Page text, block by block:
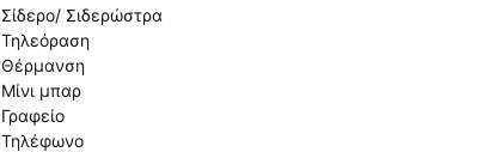
Σίδερο/ Σιδερώστρα
Τηλεόραση
Θέρμανση
Μίνι μπαρ
Γραφείο
Τηλέφωνο